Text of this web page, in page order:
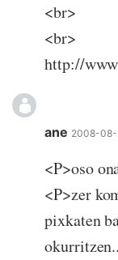
<br>
<br>
http://
ane 2008-08-
<P>oso
<P>zer
pixkaten